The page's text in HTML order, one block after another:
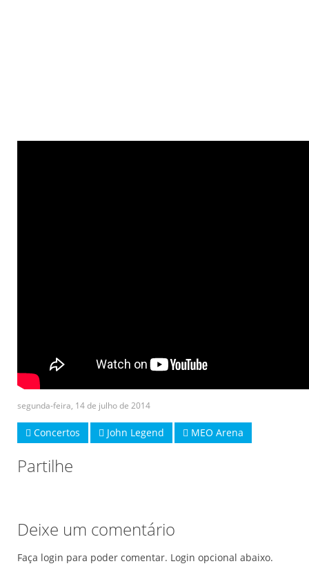
segunda-feira, 14 de julho de 2014
Concertos John Legend MEO Arena
Partilhe
Deixe um comentário
Faça login para poder comentar. Login opcional abaixo.